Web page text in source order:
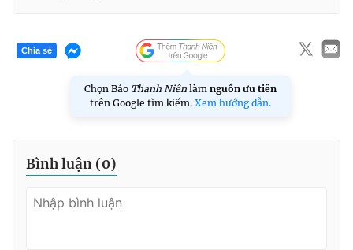
Chia sẻ
Chọn Báo Thanh Niên làm nguồn ưu tiên
trên Google tìm kiếm. Xem hướng dẫn.
Bình luận (0)